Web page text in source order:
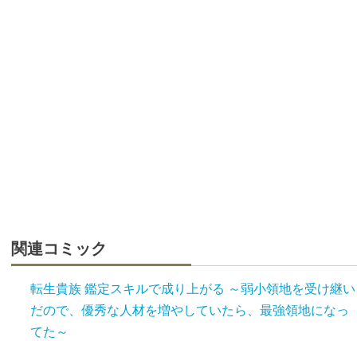
関連コミック
転生貴族 鑑定スキルで成り上がる ～弱小領地を受け継い
だので、優秀な人材を増やしていたら、最強領地になっ
てた～